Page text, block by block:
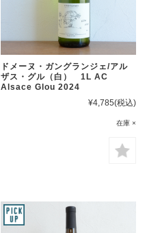
ドメーヌ・ガングランジェ/アル
ザス・グル（白） 1L AC
Alsace Glou 2024
¥4,785(税込)
在庫 ×